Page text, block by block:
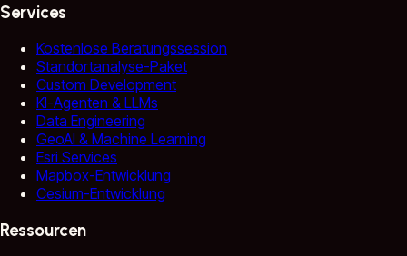
Services
Kostenlose Beratungssession
Standortanalyse-Paket
Custom Development
KI-Agenten & LLMs
Data Engineering
GeoAI & Machine Learning
Esri Services
Mapbox-Entwicklung
Cesium-Entwicklung
Ressourcen